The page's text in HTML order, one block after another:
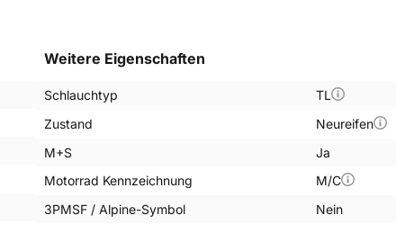
Weitere Eigenschaften
Schlauchtyp
TL
Zustand
Neureifen
M+S
Ja
Motorrad Kennzeichnung
M/C
3PMSF / Alpine-Symbol
Nein